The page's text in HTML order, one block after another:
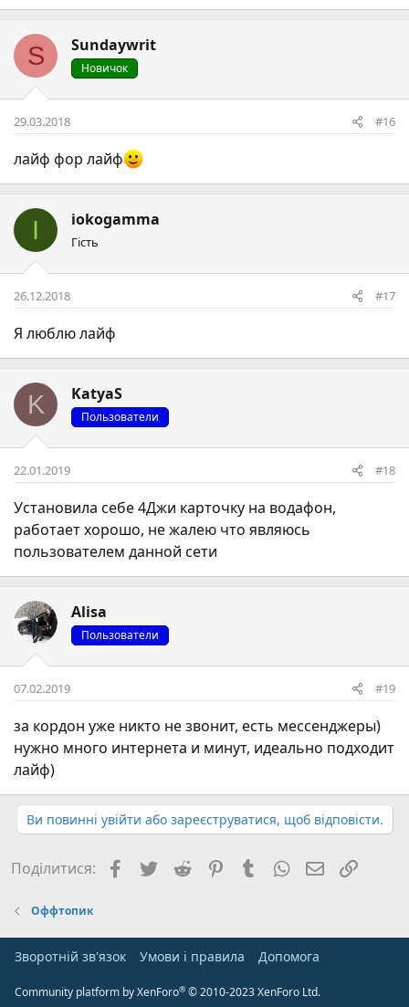
S Sundaywrit
Новичок
29.03.2018 #16
лайф фор лайф
I iokogamma
Гість
26.12.2018 #17
Я люблю лайф
K KatyaS
Пользователи
22.01.2019 #18
Установила себе 4Джи карточку на водафон,
работает хорошо, не жалею что являюсь
пользователем данной сети
Alisa
Пользователи
07.02.2019 #19
за кордон уже никто не звонит, есть мессенджеры)
нужно много интернета и минут, идеально подходит
лайф)
Ви повинні увійти або зареєструватися, щоб відповісти.
Поділитися: Facebook
TwitterReddit PinterestTumblrWhatsApp
E-mail
Оффтопик
Зворотній зв'язок Умови і правила Дoпoмoга
Community platform by XenForo® © 2010-2023 XenForo Ltd.